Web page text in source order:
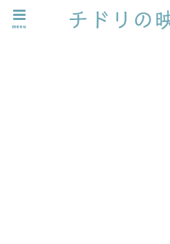
menu